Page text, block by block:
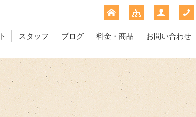
スタッフ ブログ 料金・商品 お問い合わせ